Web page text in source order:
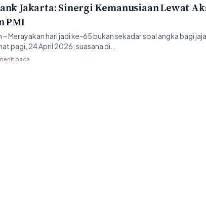
Jakarta: Sinergi Kemanusiaan Lewat
PMI
Merayakan hari jadi ke-65 bukan sekadar soal angka bagi
pagi, 24 April 2026, suasana di…
baca